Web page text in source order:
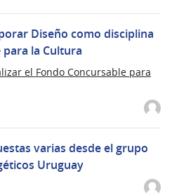
Diseño como disciplina
la Cultura
el Fondo Concursable para
varias desde el grupo
Uruguay